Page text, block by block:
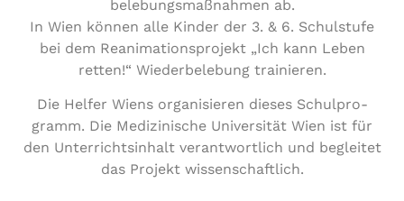
be­le­bungs­maß­nah­men ab.
In Wien können alle Kinder der 3. & 6. Schul­stu­fe
bei dem Reani­ma­ti­ons­pro­jekt „Ich kann Leben
retten!“ Wie­der­be­le­bung trainieren.
Die Helfer Wiens orga­ni­sie­ren dieses Schul­pro­
gramm. Die Medi­zi­ni­sche Uni­ver­si­tät Wien ist für
den Unter­richts­in­halt ver­ant­wort­lich und begleitet
das Projekt wissenschaftlich.